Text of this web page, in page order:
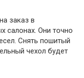
заказ в
салонах. Они точно
Снять пошитый
чехол будет